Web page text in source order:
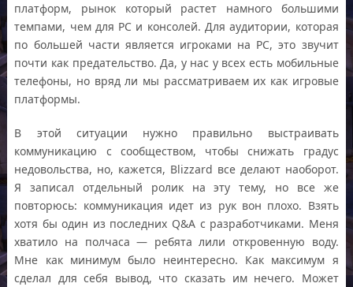
платформ, рынок который растет намного большими
темпами, чем для РС и консолей. Для аудитории, которая
по большей части является игроками на РС, это звучит
почти как предательство. Да, у нас у всех есть мобильные
телефоны, но вряд ли мы рассматриваем их как игровые
платформы.
В этой ситуации нужно правильно выстраивать
коммуникацию с сообществом, чтобы снижать градус
недовольства, но, кажется, Blizzard все делают наоборот.
Я записал отдельный ролик на эту тему, но все же
повторюсь: коммуникация идет из рук вон плохо. Взять
хотя бы один из последних Q&A с разработчиками. Меня
хватило на полчаса — ребята лили откровенную воду.
Мне как минимум было неинтересно. Как максимум я
сделал для себя вывод, что сказать им нечего. Может